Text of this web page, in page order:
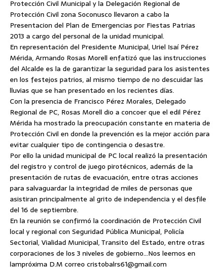
Protección Civil Municipal y la Delegación Regional de
Protección Civil zona Soconusco llevaron a cabo la
Presentacion del Plan de Emergencias por Fiestas Patrias
2013 a cargo del personal de la unidad municipal.
En representación del Presidente Municipal, Uriel Isaí Pérez
Mérida, Armando Rosas Morell enfatizó que las instrucciones
del Alcalde es la de garantizar la seguridad para los asistentes
en los festejos patrios, al mismo tiempo de no descuidar las
lluvias que se han presentado en los recientes días.
Con la presencia de Francisco Pérez Morales, Delegado
Regional de PC, Rosas Morell dio a concoer que el edil Pérez
Mérida ha mostrado la preocupación constante en materia de
Protección Civil en donde la prevención es la mejor acción para
evitar cualquier tipo de contingencia o desastre.
Por ello la unidad municipal de PC local realizó la presentación
del registro y control de juego pirotécnicos, además de la
presentación de rutas de evacuación, entre otras acciones
para salvaguardar la integridad de miles de personas que
asistiran principalmente al grito de independencia y el desfile
del 16 de septiembre.
En la reunión se confirmó la coordinación de Protección Civil
local y regional con Seguridad Pública Municipal, Policía
Sectorial, Vialidad Municipal, Transito del Estado, entre otras
corporaciones de los 3 niveles de gobierno…Nos leemos en
lampróxima D.M correo cristobalrs61@gmail.com